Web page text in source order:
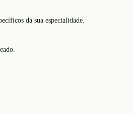
da sua especialidade.